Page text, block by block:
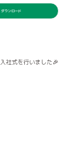
ダウンロード
入社式を行いました🎉